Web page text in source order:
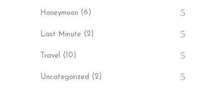
Honeymoon (6)
Last Minute (2)
Travel (10)
Uncategorized (2)